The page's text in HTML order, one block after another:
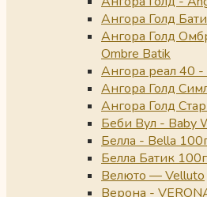
Ангора Голд
Ангора Голд
Ombre Batik
Ангора реал 40 -
Ангора Голд
Ангора Голд
Беби Вул - Baby
Белла - Bella
Белла Батик
Велюто — Velluto
Верона -